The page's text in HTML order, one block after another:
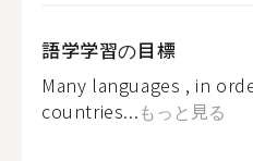
語学学習の目標
Many languages , in
countries...もっと見る